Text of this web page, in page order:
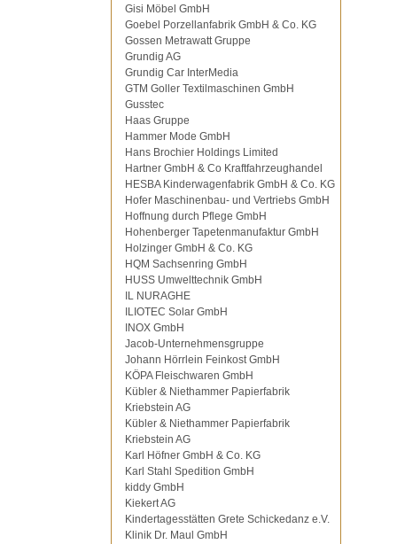
Gisi Möbel GmbH
Goebel Porzellanfabrik GmbH & Co. KG
Gossen Metrawatt Gruppe
Grundig AG
Grundig Car InterMedia
GTM Goller Textilmaschinen GmbH
Gusstec
Haas Gruppe
Hammer Mode GmbH
Hans Brochier Holdings Limited
Hartner GmbH & Co Kraftfahrzeughandel
HESBA Kinderwagenfabrik GmbH & Co. KG
Hofer Maschinenbau- und Vertriebs GmbH
Hoffnung durch Pflege GmbH
Hohenberger Tapetenmanufaktur GmbH
Holzinger GmbH & Co. KG
HQM Sachsenring GmbH
HUSS Umwelttechnik GmbH
IL NURAGHE
ILIOTEC Solar GmbH
INOX GmbH
Jacob-Unternehmensgruppe
Johann Hörrlein Feinkost GmbH
KÖPA Fleischwaren GmbH
Kübler & Niethammer Papierfabrik
Kriebstein AG
Kübler & Niethammer Papierfabrik
Kriebstein AG
Karl Höfner GmbH & Co. KG
Karl Stahl Spedition GmbH
kiddy GmbH
Kiekert AG
Kindertagesstätten Grete Schickedanz e.V.
Klinik Dr. Maul GmbH